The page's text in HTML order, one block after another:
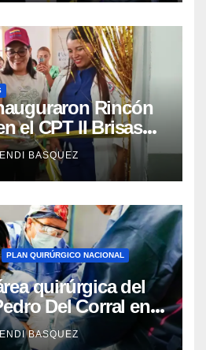
Rincón
el CPT II Brisas
​Inauguraron
BASQUEZ
PLAN QUIRÚRGICO NACIONAL
quirúrgica del
Del Corral en
BASQUEZ